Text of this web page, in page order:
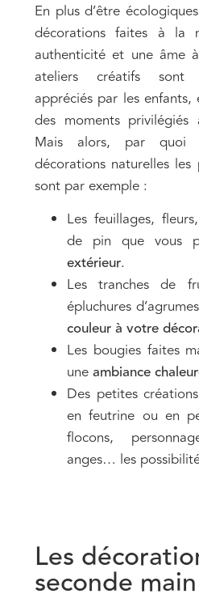
En plus d’être
décorations faites à la
authenticité et une âme
ateliers créatifs sont
appréciés par les
des moments
Mais alors, par quoi
décorations naturelles
sont par exemple :
Les feuillages,
de pin que vous
extérieur.
Les tranches de
épluchures
couleur à votre
Les bougies faites
uneambiance
Des petites
en feutrine ou en
flocons,
anges… les
Les
seconde main